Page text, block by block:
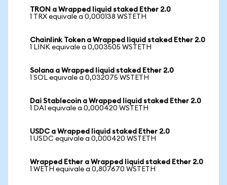
TRON a Wrapped liquid staked Ether 2.0
1 TRX equivale a 0,000138 WSTETH
Chainlink Token a Wrapped liquid staked Ether 2.0
1 LINK equivale a 0,003505 WSTETH
Solana a Wrapped liquid staked Ether 2.0
1 SOL equivale a 0,032075 WSTETH
Dai Stablecoin a Wrapped liquid staked Ether 2.0
1 DAI equivale a 0,000420 WSTETH
USDC a Wrapped liquid staked Ether 2.0
1 USDC equivale a 0,000420 WSTETH
Wrapped Ether a Wrapped liquid staked Ether 2.0
1 WETH equivale a 0,807670 WSTETH